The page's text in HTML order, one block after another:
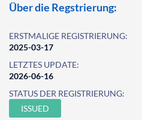
Über die Regstrierung:
ERSTMALIGE REGISTRIERUNG:
2025-03-17
LETZTES UPDATE:
2026-06-16
STATUS DER REGISTRIERUNG:
ISSUED